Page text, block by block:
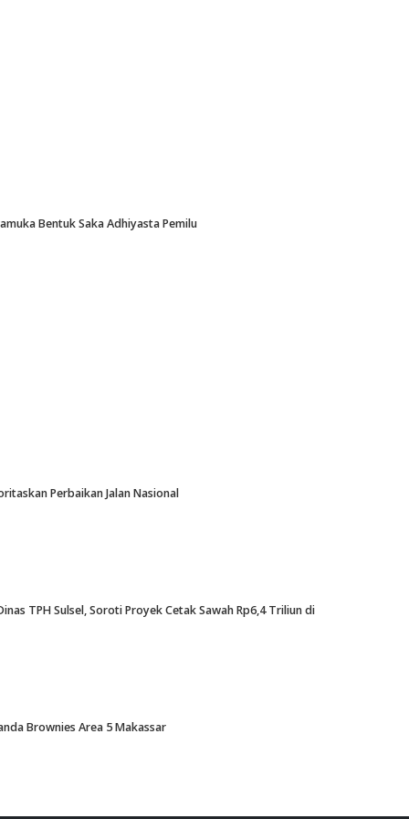
Bentuk Saka Adhiyasta Pemilu
Perbaikan Jalan Nasional
TPH Sulsel, Soroti Proyek Cetak Sawah Rp6,4 Triliun di
Brownies Area 5 Makassar